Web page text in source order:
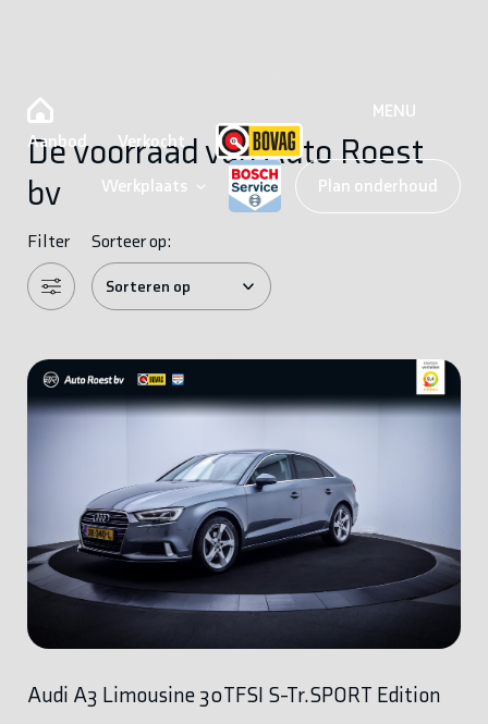
Aanbod Verkocht
Werkplaats Plan onderhoud
MENU
De voorraad van Auto Roest
bv
Filter Sorteer op:
Audi A3 Limousine 30TFSI S-Tr.SPORT Edition